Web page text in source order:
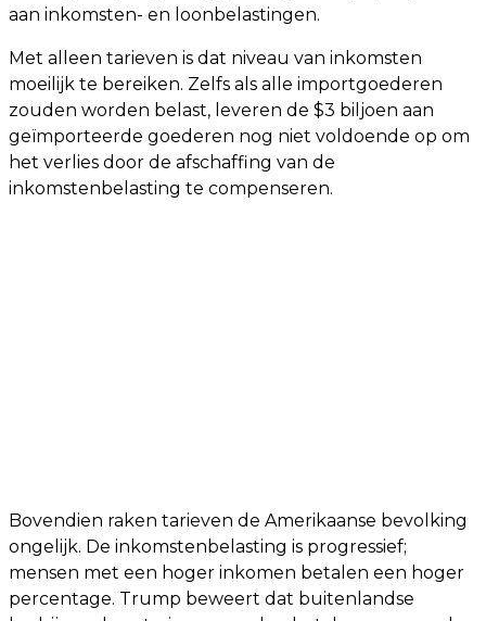
aan inkomsten- en loonbelastingen.
Met alleen tarieven is dat niveau van inkomsten
moeilijk te bereiken. Zelfs als alle importgoederen
zouden worden belast, leveren de $3 biljoen aan
geïmporteerde goederen nog niet voldoende op om
het verlies door de afschaffing van de
inkomstenbelasting te compenseren.
Bovendien raken tarieven de Amerikaanse bevolking
ongelijk. De inkomstenbelasting is progressief;
mensen met een hoger inkomen betalen een hoger
percentage. Trump beweert dat buitenlandse